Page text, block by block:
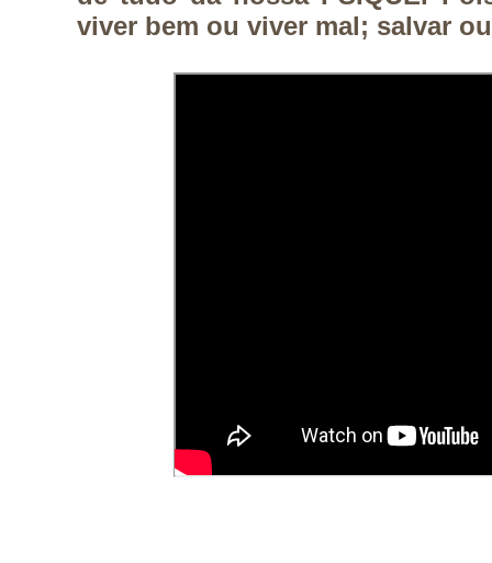
viver bem ou viver mal; salvar